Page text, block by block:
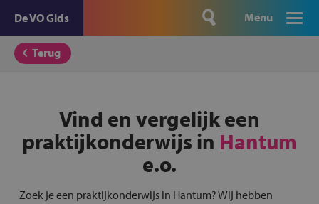
De VO Gids Menu
Terug
Vind en vergelijk een
praktijkonderwijs in Hantum
e.o.
Zoek je een praktijkonderwijs in Hantum? Wij hebben